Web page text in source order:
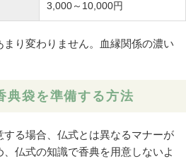
3,000～10,000円
り変わりません。血縁関係の濃い
典袋を準備する方法
る場合、仏式とは異なるマナーが
仏式の知識で香典を用意しないよ